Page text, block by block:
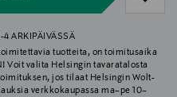
4 ARKIPÄIVÄSSÄ
tuotteita, on toimitusaika
Voit valita Helsingin tavaratalosta
jos tilaat Helsingin Wolt-
verkkokaupassa ma–pe 10–